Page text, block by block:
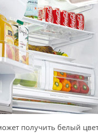
получить белый